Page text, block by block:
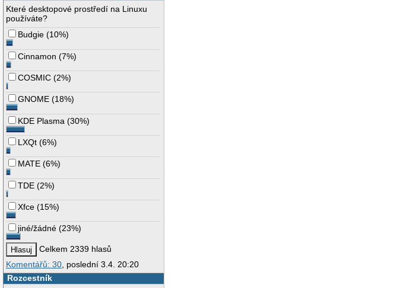
Které desktopové prostředí na Linuxu
používáte?
Budgie (10%)
Cinnamon (7%)
COSMIC (2%)
GNOME (18%)
KDE Plasma (30%)
LXQt (6%)
MATE (6%)
TDE (2%)
Xfce (15%)
jiné/žádné (23%)
Celkem 2339 hlasů
Komentářů: 30 , poslední 3.4. 20:20
Rozcestník